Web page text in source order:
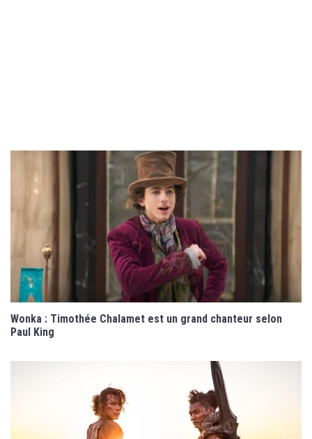
Wonka : Timothée Chalamet est un grand chanteur selon
Paul King